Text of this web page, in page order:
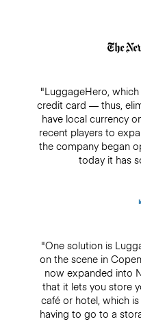
"LuggageHero,
credit card — thus,
have local currency
recent players to
the company began
today it has
"One solution is
on the scene in
now expanded into
that it lets you store
café or hotel, which
having to go to a